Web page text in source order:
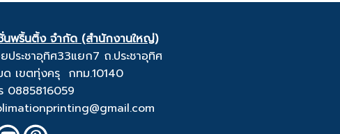
นพริ้นติ้ง จำกัด (สำนักงานใหญ่)
ระชาอุทิศ33แยก7 ถ.ประชาอุทิศ
ด เขตทุ่งครุ กทม.10140
0885816059